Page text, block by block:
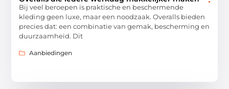
Bij veel beroepen is praktische en beschermende
kleding geen luxe, maar een noodzaak. Overalls bieden
precies dat: een combinatie van gemak, bescherming en
duurzaamheid. Dit
Aanbiedingen